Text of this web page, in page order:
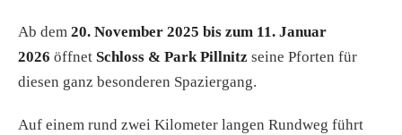
Ab dem 20. November 2025 bis zum 11. Januar
2026 öffnet Schloss & Park Pillnitz seine Pforten für
diesen ganz besonderen Spaziergang.
Auf einem rund zwei Kilometer langen Rundweg führt